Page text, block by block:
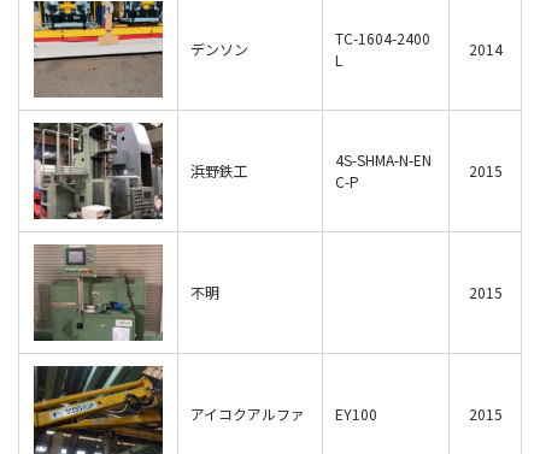
デンソン
TC-1604-2400
L
2014
浜野鉄工
4S-SHMA-N-EN
C-P
2015
不明 2015
アイコクアルファ EY100 2015